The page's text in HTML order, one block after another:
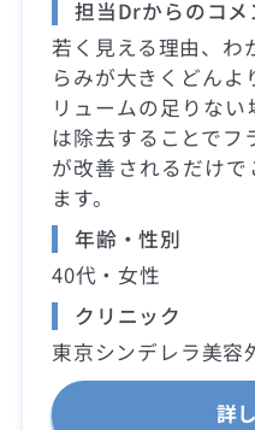
担当Drからのコメ
若く見える理由、わ
らみが大きくどん
リュームの足りな
は除去することでフ
が改善されるだけで
ます。
年齢・性別
40代・女性
クリニック
東京シンデレラ美容
詳